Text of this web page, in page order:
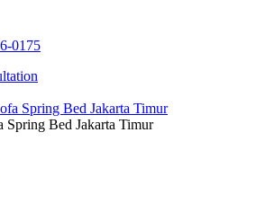
0175
Spring Bed Jakarta Timur